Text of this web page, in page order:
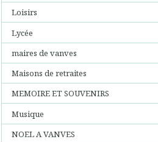
Loisirs
Lycée
maires de vanves
Maisons de retraites
MEMOIRE ET SOUVENIRS
Musique
NOEL A VANVES